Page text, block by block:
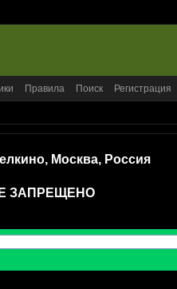
Правила Поиск Регистрация
Москва, Россия
ЗАПРЕЩЕНО